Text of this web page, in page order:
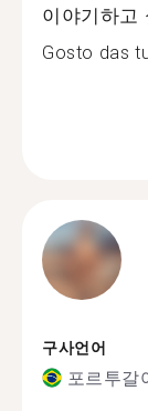
이야기하고
Gosto das
구사언어
포르투갈